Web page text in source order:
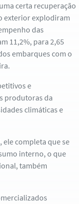
certa recuperação
exterior explodiram
das
11,2%, para 2,65
embarques com o
e
produtoras da
climáticas e
ele completa que se
interno, o que
também